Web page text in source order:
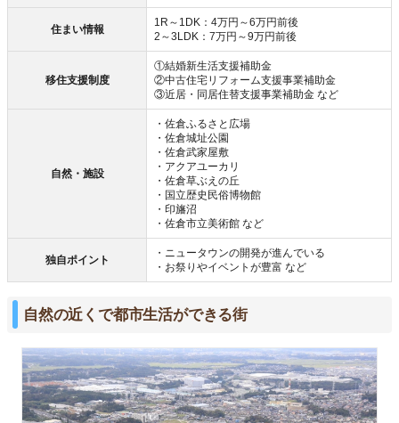
住まい情報
1R～1DK：4万円～6万円前後
2～3LDK：7万円～9万円前後
移住支援制度
①結婚新生活支援補助金
②中古住宅リフォーム支援事業補助金
③近居・同居住替支援事業補助金 など
自然・施設
・佐倉ふるさと広場
・佐倉城址公園
・佐倉武家屋敷
・アクアユーカリ
・佐倉草ぶえの丘
・国立歴史民俗博物館
・印旛沼
・佐倉市立美術館 など
独自ポイント
・ニュータウンの開発が進んでいる
・お祭りやイベントが豊富 など
自然の近くで都市生活ができる街